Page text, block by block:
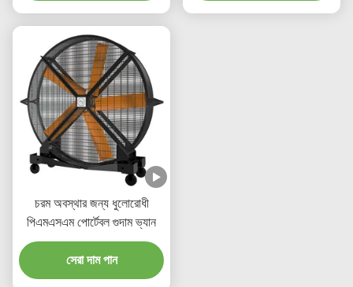
চরম অবস্থার জন্য ধুলোরোধী
পিএমএসএম পোর্টেবল গুদাম ভ্যান
সেরা দাম পান